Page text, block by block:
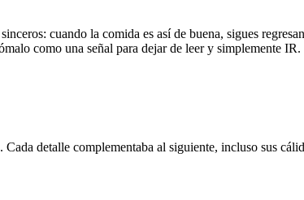
cuando la comida es así de buena, sigues
como una señal para dejar de leer y simplemente
detalle complementaba al siguiente, incluso sus